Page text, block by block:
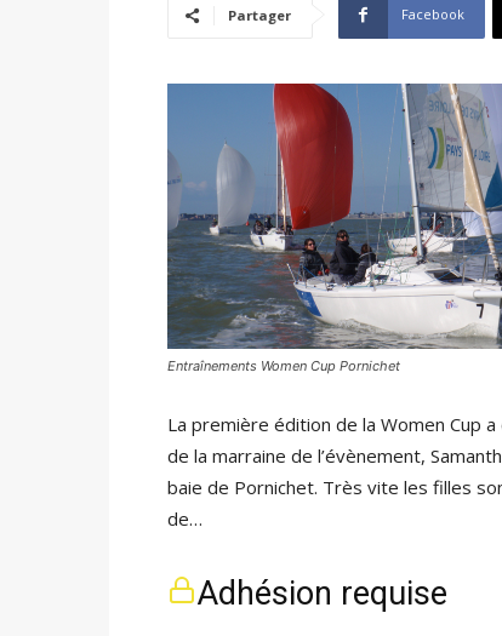
Partager Facebook
Entraînements Women Cup Pornichet
La première édition de la Women Cup
de la marraine de l’évènement,
baie de Pornichet. Très vite les filles
de…
Adhésion requise